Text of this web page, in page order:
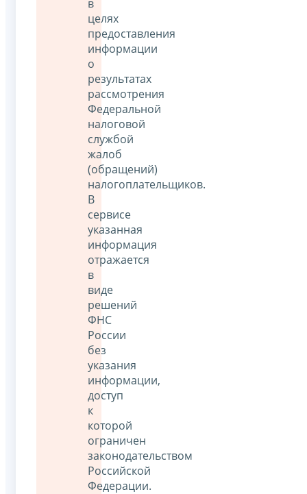
в
целях
предоставления
информации
о
результатах
рассмотрения
Федеральной
налоговой
службой
жалоб
(обращений)
налогоплательщиков.
В
сервисе
указанная
информация
отражается
в
виде
решений
ФНС
России
без
указания
информации,
доступ
к
которой
ограничен
законодательством
Российской
Федерации.